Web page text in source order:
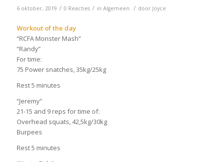
6 oktober, 2019 / 0 Reacties / in Algemeen / door Joyce
Workout of the day
“RCFA Monster Mash”
“Randy”
For time:
75 Power snatches, 35kg/25kg
Rest 5 minutes
“Jeremy”
21-15 and 9 reps for time of:
Overhead squats, 42,5kg/30kg
Burpees
Rest 5 minutes